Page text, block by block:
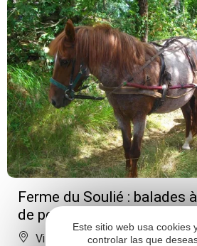
Ferme du Soulié : balades
de poneys
Villeneuve
Este sitio web usa cookies
controlar las que